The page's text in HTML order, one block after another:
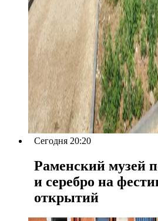
Сегодня 20:20
Раменский музей
и серебро на
открытий